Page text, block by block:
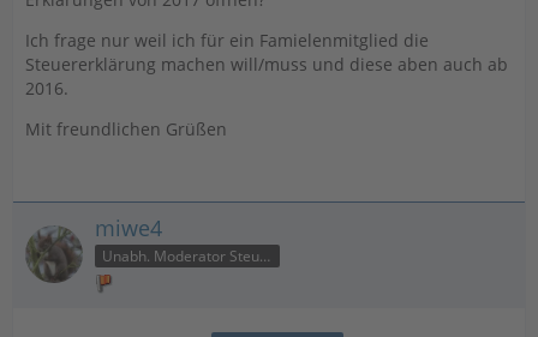
Ich frage nur weil ich für ein Famielenmitglied die
Steuererklärung machen will/muss und diese aben auch ab
2016.
Mit freundlichen Grüßen
miwe4
Unabh. Moderator Steuer